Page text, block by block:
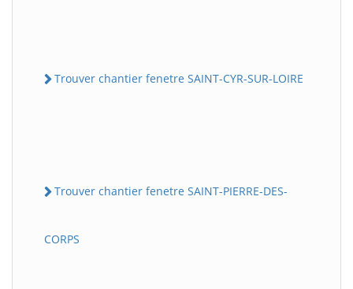
Trouver chantier fenetre SAINT-CYR-SUR-LOIRE
Trouver chantier fenetre SAINT-PIERRE-DES-
CORPS